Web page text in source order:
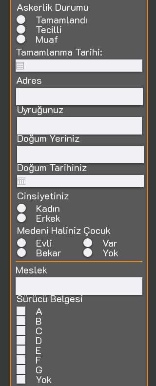
Askerlik Durumu
Tamamlandı
Tecilli
Muaf
Tamamlanma Tarihi:
Adres
Uyruğunuz
Doğum Yeriniz
Doğum Tarihiniz
Cinsiyetiniz
Kadın
Erkek
Medeni Haliniz
Evli
Bekar
Çocuk
Var
Yok
Meslek
Sürücü Belgesi
A
B
C
D
E
F
G
Yok